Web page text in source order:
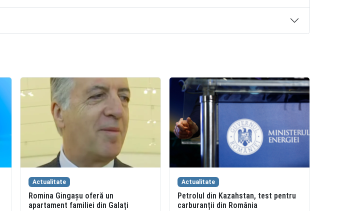
Actualitate
Romina Gingașu oferă un
apartament familiei din Galați
Actualitate
Petrolul din Kazahstan, test pentru
carburanții din România